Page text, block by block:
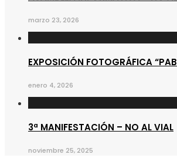
marzo 23, 2026
EXPOSICIÓN FOTOGRÁFICA
enero 4, 2026
3ª MANIFESTACIÓN – NO AL VIAL
noviembre 25, 2025